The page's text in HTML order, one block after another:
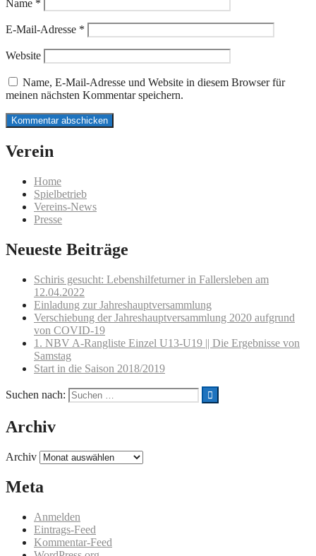
Name *
E-Mail-Adresse *
Website
Name, E-Mail-Adresse und Website in diesem Browser für
meinen nächsten Kommentar speichern.
Verein
Home
Spielbetrieb
Vereins-News
Presse
Neueste Beiträge
Schiris gesucht: Lebenshilfeturner in Fallersleben am
12.04.2022
Einladung zur Jahreshauptversammlung
Verschiebung der Jahreshauptversammlung 2020 aufgrund
von COVID-19
1. NBV A-Rangliste Einzel U13-U19 || Die Ergebnisse von
Samstag
Start in die Saison 2018/2019
Suchen nach:
Archiv
Archiv
Meta
Anmelden
Eintrags-Feed
Kommentar-Feed